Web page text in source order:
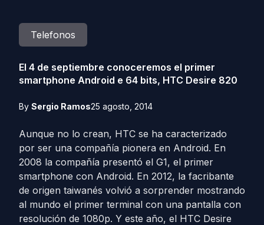
Telefonos
El 4 de septiembre conoceremos el primer
smartphone Android e 64 bits, HTC Desire 820
By Sergio Ramos25 agosto, 2014
Aunque no lo crean, HTC se ha caracterizado
por ser una compañía pionera en Android. En
2008 la compañía presentó el G1, el primer
smartphone con Android. En 2012, la facribante
de origen taiwanés volvió a sorprender mostrando
al mundo el primer terminal con una pantalla con
resolución de 1080p. Y este año, el HTC Desire